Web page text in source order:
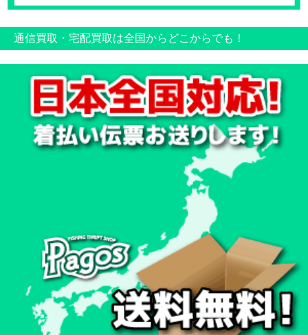
通信買取・宅配買取は全国からどこからでも！